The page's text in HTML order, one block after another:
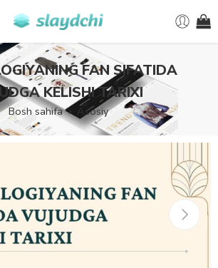
FAN SIFATIDA
KELISHI TARIXI
Bosh sahifa Asosiy